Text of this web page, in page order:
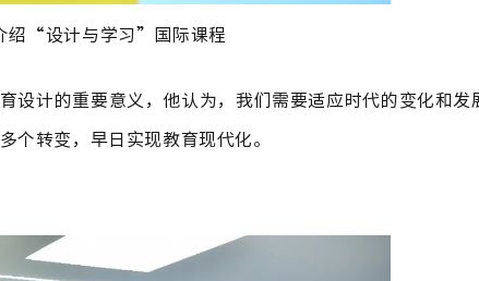
绍“设计与学习”国际课程
设计的重要意义，他认为，我们需要适应时代的变化和发
个转变，早日实现教育现代化。